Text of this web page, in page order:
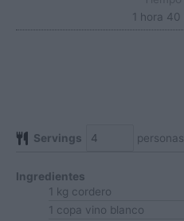
1 hora
hora 40
Servings personas
Ingredientes
1 kg cordero
1 copa vino blanco